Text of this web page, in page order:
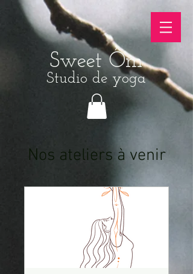
Sweet Ôm
Studio de yoga
Nos ateliers à venir